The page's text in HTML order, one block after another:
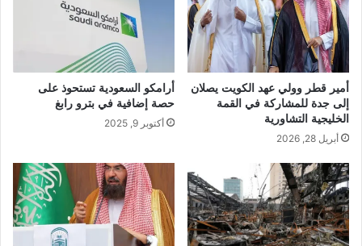
أمير قطر وولي عهد الكويت يصلان
إلى جدة للمشاركة في القمة
الخليجية التشاورية
أبريل 28, 2026
أرامكو السعودية تستحوذ على
حصة إضافية في بترو رابغ
أكتوبر 9, 2025